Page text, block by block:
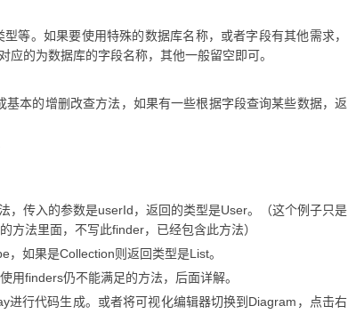
等。如果要使用特殊的数据库名称，或者字段有其他需求，
的为数据库的字段名称，其他一般留空即可。
本的增删改查方法，如果有一些根据字段查询某些数据，返
，传入的参数是userId，返回的类型是User。（这个例子只是
方法里面，不写此finder，已经包含此方法）
如果是Collection则返回类型是List。
用finders仍不能满足的方法，后面详解。
行代码生成。或者将可视化编辑器切换到Diagram，点击右